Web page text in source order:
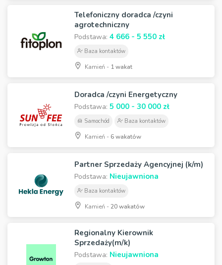
Telefoniczny doradca /czyni
agrotechniczny
Podstawa: 4 666 - 5 550 zł
Baza kontaktów
Kamień - 1 wakat
Doradca /czyni Energetyczny
Podstawa: 5 000 - 30 000 zł
Samochód Baza kontaktów
Kamień - 6 wakatów
Partner Sprzedaży Agencyjnej (k/m)
Podstawa: Nieujawniona
Baza kontaktów
Kamień -20 wakatów
Regionalny Kierownik
Sprzedaży(m/k)
Podstawa: Nieujawniona